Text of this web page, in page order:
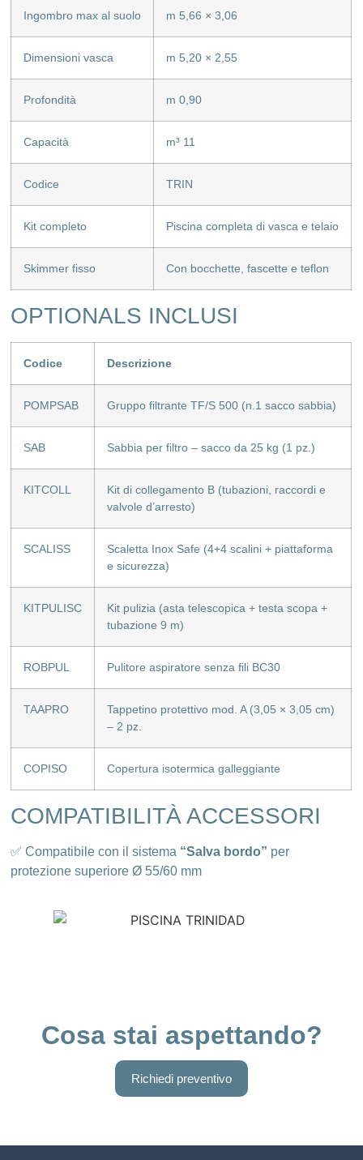
Ingombro max al suolo m 5,66 × 3,06
Dimensioni vasca m 5,20 × 2,55
Profondità m 0,90
Capacità m³ 11
Codice TRIN
Kit completo Piscina completa di vasca e telaio
Skimmer fisso Con bocchette, fascette e teflon
OPTIONALS INCLUSI
Codice Descrizione
POMPSAB Gruppo filtrante TF/S 500 (n.1 sacco sabbia)
SAB Sabbia per filtro – sacco da 25 kg (1 pz.)
KITCOLL
Kit di collegamento B (tubazioni, raccordi e
valvole d’arresto)
SCALISS
Scaletta Inox Safe (4+4 scalini + piattaforma
e sicurezza)
KITPULISC
Kit pulizia (asta telescopica + testa scopa +
tubazione 9 m)
ROBPUL Pulitore aspiratore senza fili BC30
TAAPRO
Tappetino protettivo mod. A (3,05 × 3,05 cm)
– 2 pz.
COPISO Copertura isotermica galleggiante
COMPATIBILITÀ ACCESSORI
✅ Compatibile con il sistema “Salva bordo” per
protezione superiore Ø 55/60 mm
Cosa stai aspettando?
Richiedi preventivo